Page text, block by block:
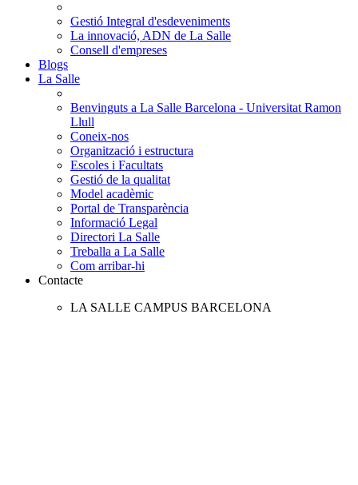
Gestió Integral d'esdeveniments
La innovació, ADN de La Salle
Consell d'empreses
Blogs
La Salle
Benvinguts a La Salle Barcelona - Universitat Ramon
Llull
Coneix-nos
Organització i estructura
Escoles i Facultats
Gestió de la qualitat
Model acadèmic
Portal de Transparència
Informació Legal
Directori La Salle
Treballa a La Salle
Com arribar-hi
Contacte
LA SALLE CAMPUS BARCELONA